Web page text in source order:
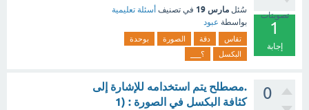
تصويتات
1
إجابة
سُئل مارس 19 في تصنيف أسئلة تعليمية
بواسطة عبود
تقاس دقة الصورة
بوحدة
البكسل
؟___
0
.مصطلح يتم استخدامه للإشارة إلى
كثافة البكسل في الصورة : (1